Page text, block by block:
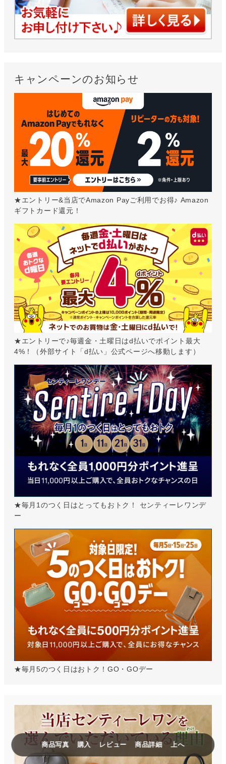
キャンペーンのお知らせ
★エントリー&当店でAmazon Payご利用でお得♪ Amazon
ギフトカード還元！
★エントリーで♪毎週金・土曜日はd払いでポイント最大
4%！（外部サイト「d払い」公式ページへ移動します）
★毎月1のつく日はとってもおトク！ センティーレワンデ
ー
★毎月5のつく日はおトク！GO・GOデー
商品写真 購入 レビュー 商品詳細 上へ